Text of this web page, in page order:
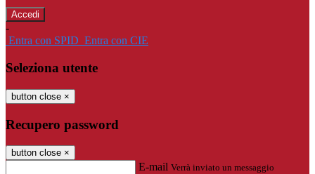
-
Entra con SPID Entra con CIE
Seleziona utente
button close ×
Recupero password
button close ×
E-mail Verrà inviato un messaggio